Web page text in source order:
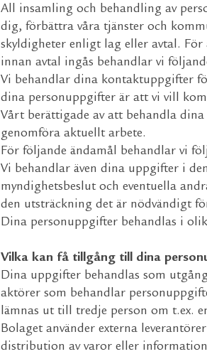
All insamling och behandling av
dig, förbättra våra tjänster och
skyldigheter enligt lag eller avtal.
innan avtal ingås behandlar vi
Vi behandlar dina kontaktuppgifter
dina personuppgifter är att vi vill
Vårt berättigade av att behandla
genomföra aktuellt arbete.
För följande ändamål behandlar vi
Vi behandlar även dina uppgifter i
myndighetsbeslut och eventuella
den utsträckning det är nödvändigt
Dina personuppgifter behandlas i
Vilka kan få tillgång till dina
Dina uppgifter behandlas som
aktörer som behandlar
lämnas ut till tredje person om t.ex.
Bolaget använder externa
distribution av varor eller